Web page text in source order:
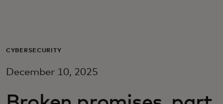
Для бизнеса
CYBERSECURITY
December 10, 2025